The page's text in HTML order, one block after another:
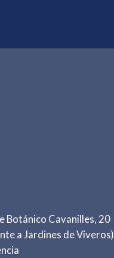
Botánico Cavanilles, 20
a Jardines de Viveros)